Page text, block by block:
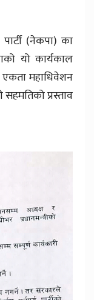
(नेकपा) का
यो कार्यकाल
एकता महाधिवेशन
प्रस्ताव